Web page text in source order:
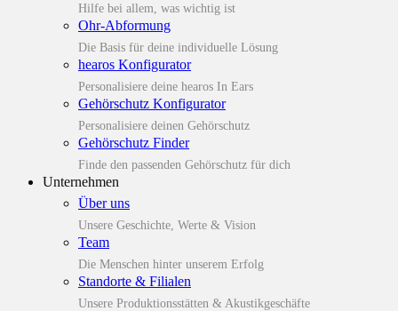
Hilfe bei allem, was wichtig ist
Ohr-Abformung
Die Basis für deine individuelle Lösung
hearos Konfigurator
Personalisiere deine hearos In Ears
Gehörschutz Konfigurator
Personalisiere deinen Gehörschutz
Gehörschutz Finder
Finde den passenden Gehörschutz für dich
Unternehmen
Über uns
Unsere Geschichte, Werte & Vision
Team
Die Menschen hinter unserem Erfolg
Standorte & Filialen
Unsere Produktionsstätten & Akustikgeschäfte